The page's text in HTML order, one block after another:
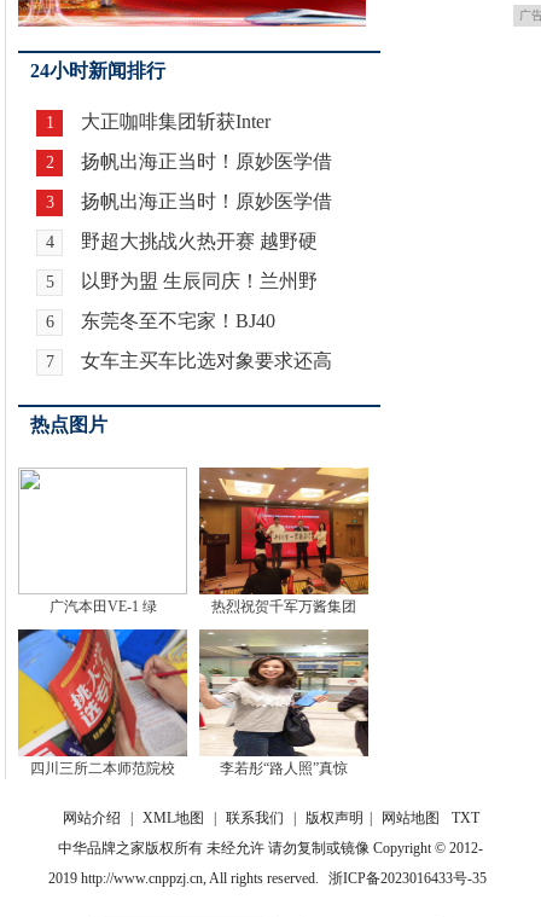
广
24小时新闻排行
1 大正咖啡集团斩获Inter
2 扬帆出海正当时！原妙医学借
3 扬帆出海正当时！原妙医学借
4 野超大挑战火热开赛 越野硬
5 以野为盟 生辰同庆！兰州野
6 东莞冬至不宅家！BJ40
7 女车主买车比选对象要求还高
热点图片
广汽本田VE-1 绿 热烈祝贺千军万酱集团
四川三所二本师范院校 李若彤“路人照”真惊
网站介绍 | XML地图 | 联系我们 | 版权声明 | 网站地图
TXT
中华品牌之家版权所有 未经允许 请勿复制或镜像 Copyright © 2012-
2019 http://www.cnppzj.cn, All rights reserved.
浙ICP备2023016433号-35